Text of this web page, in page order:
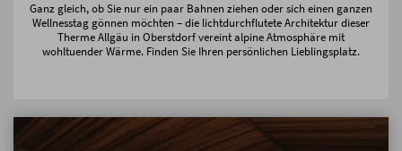
Ganz gleich, ob Sie nur ein paar Bahnen ziehen oder sich einen ganzen
Wellnesstag gönnen möchten – die lichtdurchflutete Architektur dieser
Therme Allgäu in Oberstdorf vereint alpine Atmosphäre mit
wohltuender Wärme. Finden Sie Ihren persönlichen Lieblingsplatz.